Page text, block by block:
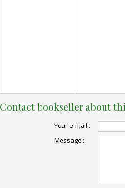
Contact bookseller about
Your e-mail :
Message :